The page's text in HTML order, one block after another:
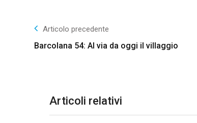
Articolo precedente
Barcolana 54: Al via da oggi il villaggio
Articoli relativi